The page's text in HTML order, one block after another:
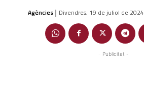
Agències | Divendres, 19 de juliol de 2024
- Publicitat -